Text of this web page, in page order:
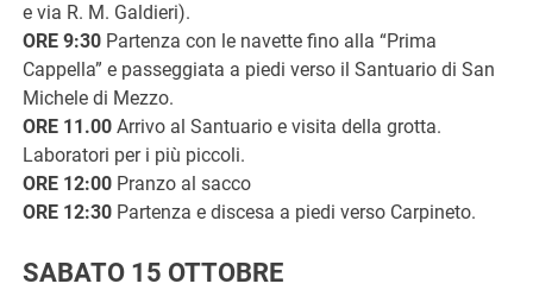
e via R. M. Galdieri).
ORE 9:30 Partenza con le navette fino alla “Prima
Cappella” e passeggiata a piedi verso il Santuario di San
Michele di Mezzo.
ORE 11.00 Arrivo al Santuario e visita della grotta.
Laboratori per i più piccoli.
ORE 12:00 Pranzo al sacco
ORE 12:30 Partenza e discesa a piedi verso Carpineto.
SABATO 15 OTTOBRE